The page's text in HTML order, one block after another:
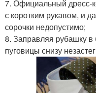
7. Официальный дресс-
с коротким рукавом, и
сорочки недопустимо;
8. Заправляя рубашку в
пуговицы снизу